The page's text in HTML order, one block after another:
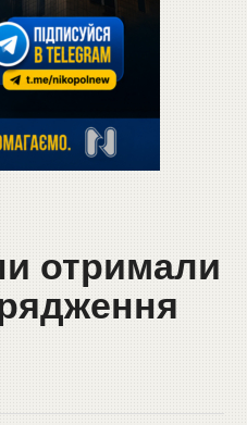
отримали